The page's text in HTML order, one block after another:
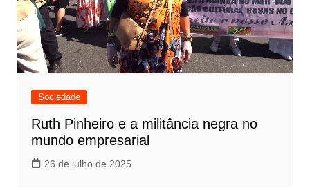
Sociedade
Ruth Pinheiro e a militância negra no
mundo empresarial
26 de julho de 2025